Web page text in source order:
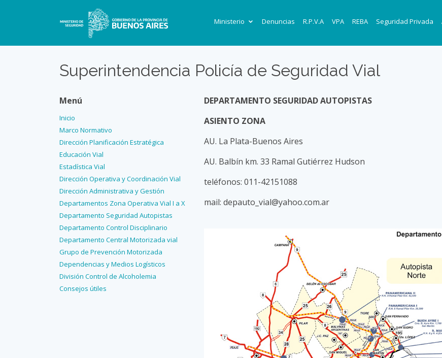
Ministerio Denuncias R.P.V.A VPA REBA Seguridad Privada
Superintendencia Policía de Seguridad Vial
Menú
Inicio
Marco Normativo
Dirección Planificación Estratégica
Educación Vial
Estadística Vial
Dirección Operativa y Coordinación Vial
Dirección Administrativa y Gestión
Departamentos Zona Operativa Vial I a X
Departamento Seguridad Autopistas
Departamento Control Disciplinario
Departamento Central Motorizada vial
Grupo de Prevención Motorizada
Dependencias y Medios Logísticos
División Control de Alcoholemia
Consejos útiles
DEPARTAMENTO SEGURIDAD AUTOPISTAS
ASIENTO ZONA
AU. La Plata-Buenos Aires
AU. Balbín km. 33 Ramal Gutiérrez Hudson
teléfonos: 011-42151088
mail: depauto_vial@yahoo.com.ar